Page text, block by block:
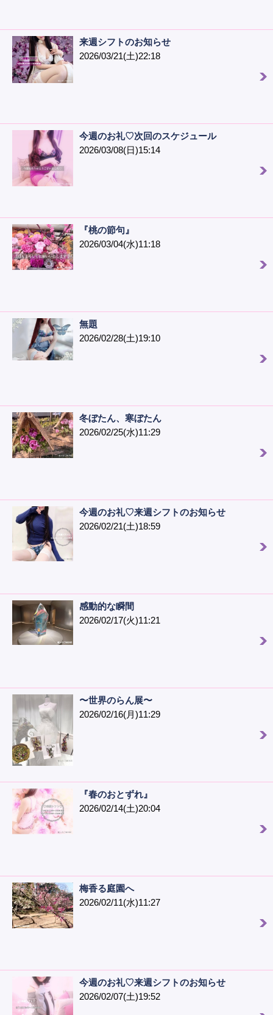
来週シフトのお知らせ
2026/03/21(土)22:18
今週のお礼♡次回のスケジュール
2026/03/08(日)15:14
『桃の節句』
2026/03/04(水)11:18
無題
2026/02/28(土)19:10
冬ぼたん、寒ぼたん
2026/02/25(水)11:29
今週のお礼♡来週シフトのお知らせ
2026/02/21(土)18:59
感動的な瞬間
2026/02/17(火)11:21
〜世界のらん展〜
2026/02/16(月)11:29
『春のおとずれ』
2026/02/14(土)20:04
梅香る庭園へ
2026/02/11(水)11:27
今週のお礼♡来週シフトのお知らせ
2026/02/07(土)19:52